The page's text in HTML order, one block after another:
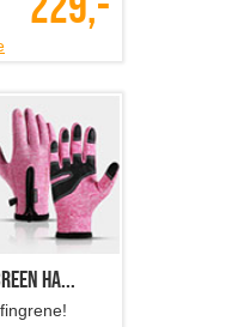
ha...